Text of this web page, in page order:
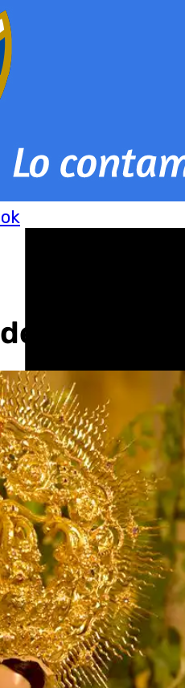
la Divina